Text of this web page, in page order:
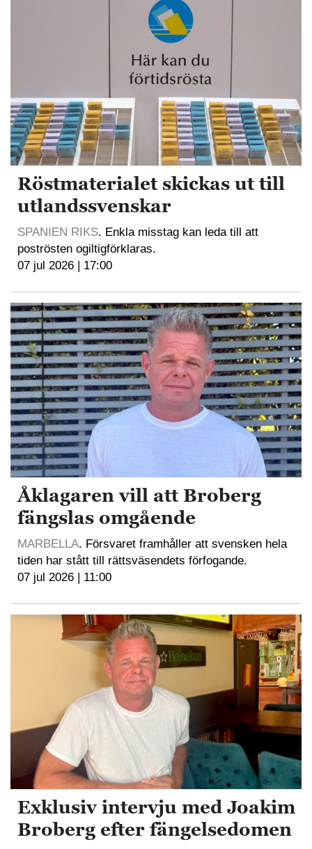
Röstmaterialet skickas ut till
utlandssvenskar
SPANIEN RIKS. Enkla misstag kan leda till att
poströsten ogiltigförklaras.
07 jul 2026 | 17:00
Åklagaren vill att Broberg
fängslas omgående
MARBELLA. Försvaret framhåller att svensken hela
tiden har stått till rättsväsendets förfogande.
07 jul 2026 | 11:00
Exklusiv intervju med Joakim
Broberg efter fängelsedomen